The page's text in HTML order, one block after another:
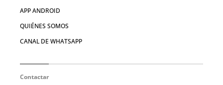
APP ANDROID
QUIÉNES SOMOS
CANAL DE WHATSAPP
Contactar